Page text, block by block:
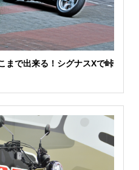
まで出来る！シグナスXで峠